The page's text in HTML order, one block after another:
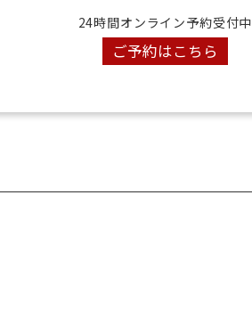
24時間オンライン予約受付中
ご予約はこちら